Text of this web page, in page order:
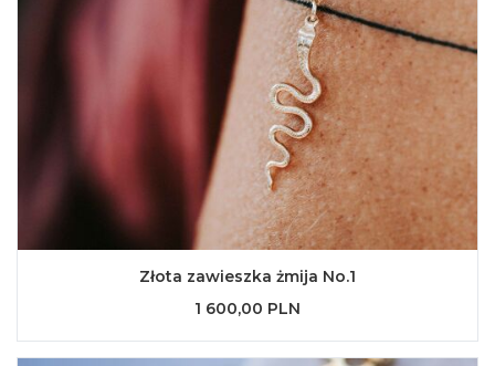
Złota zawieszka żmija No.1
1 600,00 PLN